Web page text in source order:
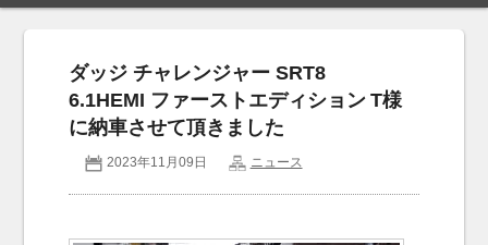
Company outline
会社概要
アクセス
お問い合わせ
ダッジ チャレンジャー SRT8
6.1HEMI ファーストエディション T様
に納車させて頂きました
2023年11月09日 ニュース